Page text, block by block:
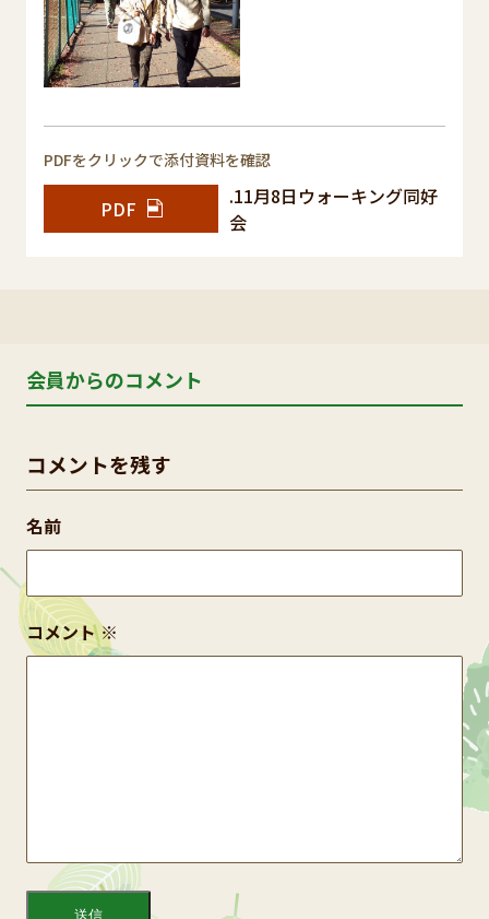
PDFをクリックで添付資料を確認
PDF
.11月8日ウォーキング同好
会
会員からのコメント
コメントを残す
コメント※
名前